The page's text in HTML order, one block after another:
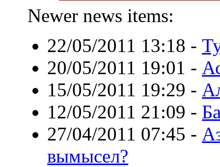
Newer news items:
22/05/2011 13:18 -
20/05/2011 19:01 -
15/05/2011 19:29 -
12/05/2011 21:09 -
27/04/2011 07:45 -
вымысел?